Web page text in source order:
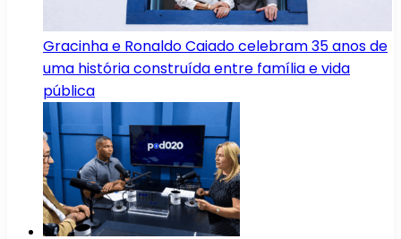
Gracinha e Ronaldo Caiado celebram 35 anos de
uma história construída entre família e vida
pública